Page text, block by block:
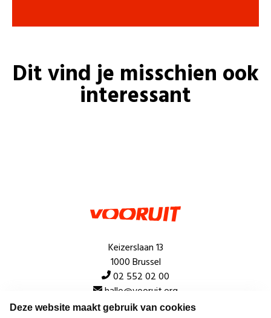
Deze website maakt gebruik van cookies
Dit vind je misschien ook
interessant
Keizerslaan 13
1000 Brussel
02 552 02 00
hallo@vooruit.org